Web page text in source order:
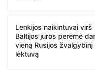
Lenkijos naikintuvai virš
Baltijos jūros perėmė dar
vieną Rusijos žvalgybinį
lėktuvą